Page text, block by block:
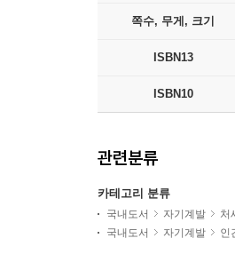
쪽수, 무게, 크기
ISBN13
ISBN10
관련분류
카테고리 분류
국내도서 자기계발
처
국내도서
자기계발 인